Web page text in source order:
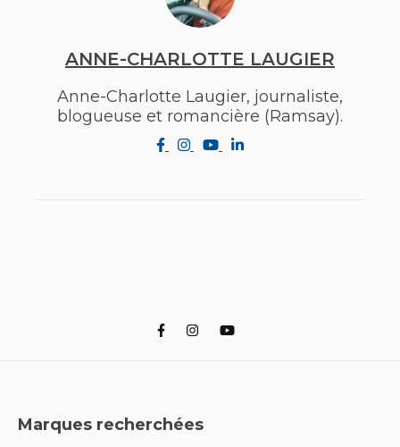
ANNE-CHARLOTTE LAUGIER
Anne-Charlotte Laugier, journaliste,
blogueuse et romancière (Ramsay).
Marques recherchées